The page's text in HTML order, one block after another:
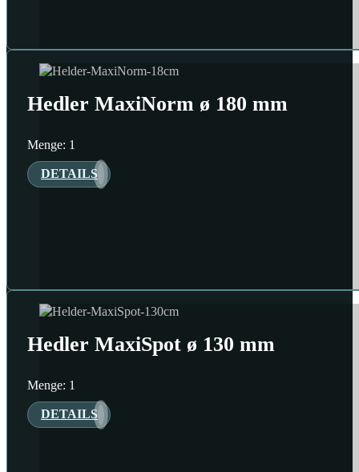
Hedler MaxiNorm ø 180 mm
Menge: 1
DETAILS
Hedler MaxiSpot ø 130 mm
Menge: 1
DETAILS